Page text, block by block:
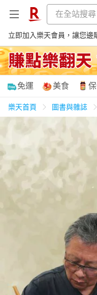
立即加入樂天會員，讓您邊
購物網分類
居家生活
男裝
電子/紙
HOT
免運 美食
樂天首頁 圖書與雜誌